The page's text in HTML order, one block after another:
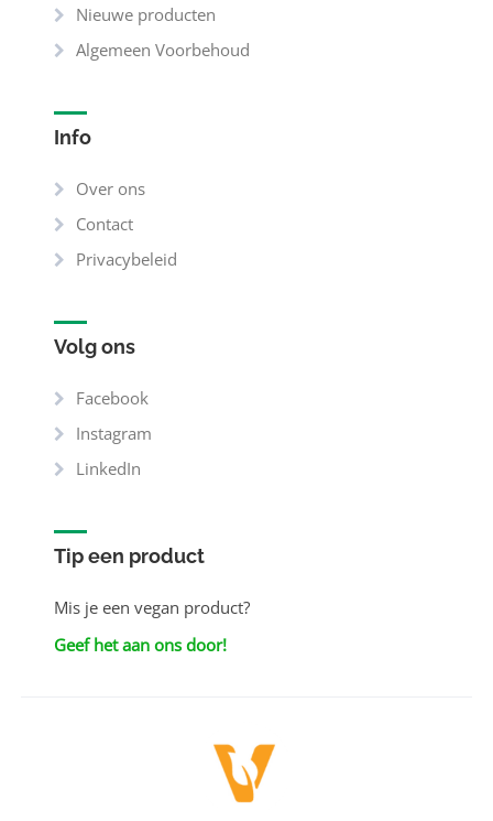
Nieuwe producten
Algemeen Voorbehoud
Info
Over ons
Contact
Privacybeleid
Volg ons
Facebook
Instagram
LinkedIn
Tip een product
Mis je een vegan product?
Geef het aan ons door!